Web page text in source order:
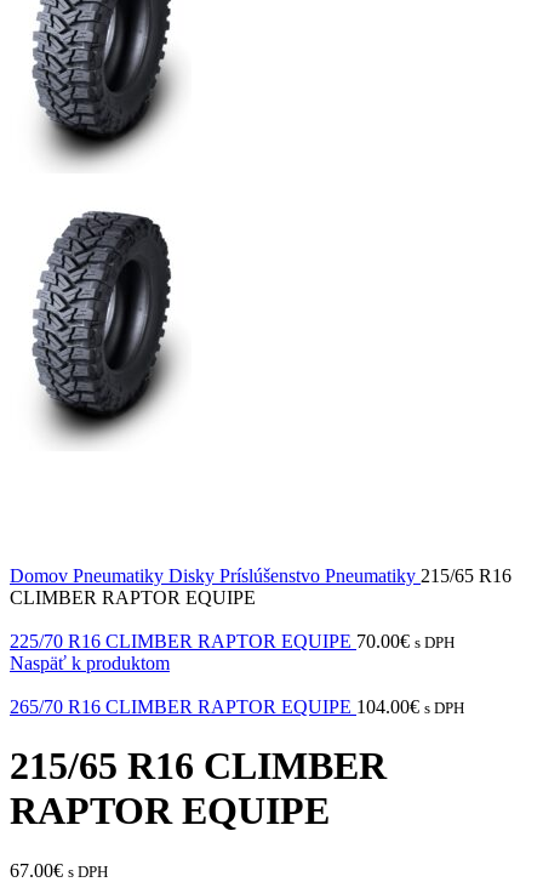
Domov Pneumatiky Disky Príslúšenstvo Pneumatiky 215/65 R16
CLIMBER RAPTOR EQUIPE
225/70 R16 CLIMBER RAPTOR EQUIPE 70.00€ s DPH
Naspäť k produktom
265/70 R16 CLIMBER RAPTOR EQUIPE 104.00€ s DPH
215/65 R16 CLIMBER
RAPTOR EQUIPE
67.00€ s DPH